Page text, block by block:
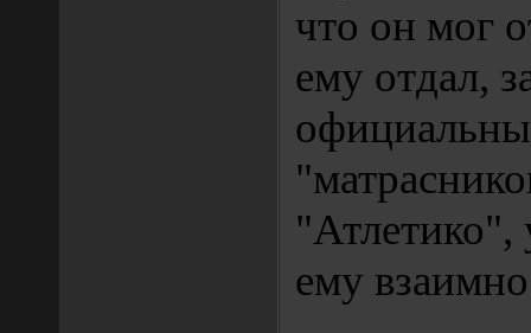
что он мог
ему отдал,
"Атлетико",
ему